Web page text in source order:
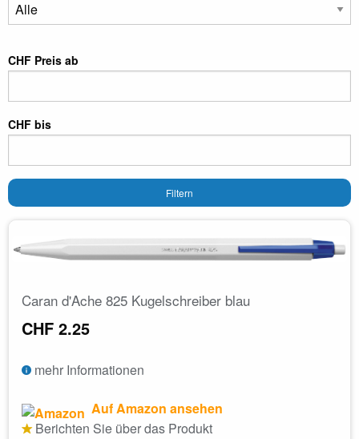
CHF Preis ab
CHF bis
Filtern
Caran d'Ache 825 Kugelschreiber blau
CHF 2.25
mehr Informationen
Auf Amazon ansehen
Berichten Sie über das Produkt